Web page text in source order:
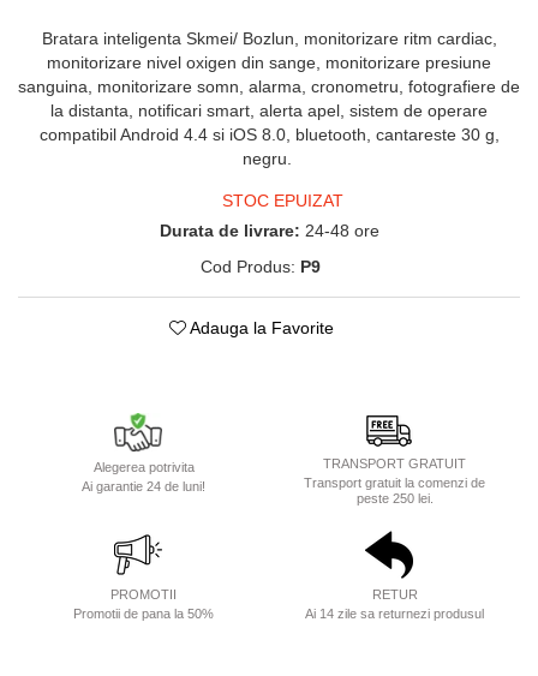
Bratara inteligenta Skmei/ Bozlun, monitorizare ritm cardiac,
monitorizare nivel oxigen din sange, monitorizare presiune
sanguina, monitorizare somn, alarma, cronometru, fotografiere de
la distanta, notificari smart, alerta apel, sistem de operare
compatibil Android 4.4 si iOS 8.0, bluetooth, cantareste 30 g,
negru.
STOC EPUIZAT
Durata de livrare: 24-48 ore
Cod Produs: P9
Adauga la Favorite
Alegerea potrivita
Ai garantie 24 de luni!
TRANSPORT GRATUIT
Transport gratuit la comenzi de
peste 250 lei.
PROMOTII
Promotii de pana la 50%
RETUR
Ai 14 zile sa returnezi produsul